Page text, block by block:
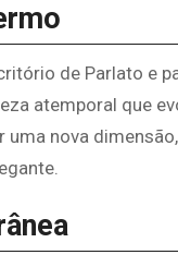
de Parlato e
atemporal que
nova